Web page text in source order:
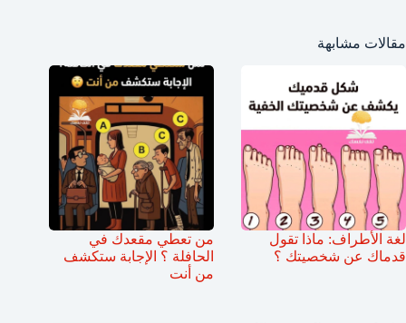
مقالات مشابهة
لغة الأطراف: ماذا تقول
قدماك عن شخصيتك ؟
من تعطي مقعدك في
الحافلة ؟ الإجابة ستكشف
من أنت